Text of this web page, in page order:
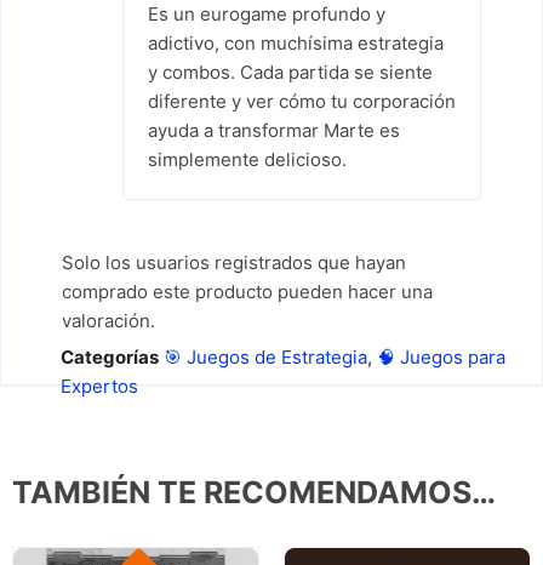
Es un eurogame profundo y
adictivo, con muchísima estrategia
y combos. Cada partida se siente
diferente y ver cómo tu corporación
ayuda a transformar Marte es
simplemente delicioso.
Solo los usuarios registrados que hayan
comprado este producto pueden hacer una
valoración.
Categorías 🎯 Juegos de Estrategia, 🧠 Juegos para
Expertos
TAMBIÉN TE RECOMENDAMOS…